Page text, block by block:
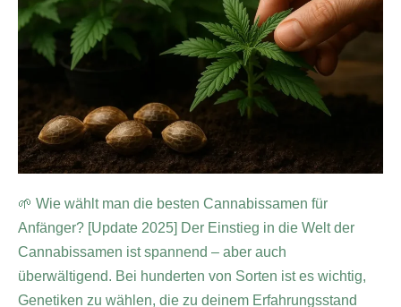
🌱 Wie wählt man die besten Cannabissamen für
Anfänger? [Update 2025] Der Einstieg in die Welt der
Cannabissamen ist spannend – aber auch
überwältigend. Bei hunderten von Sorten ist es wichtig,
Genetiken zu wählen, die zu deinem Erfahrungsstand